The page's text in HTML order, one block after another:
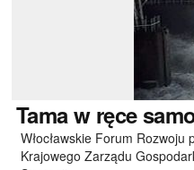
Tamaw ręce
Włocławskie Forum Rozwoju
Krajowego Zarządu